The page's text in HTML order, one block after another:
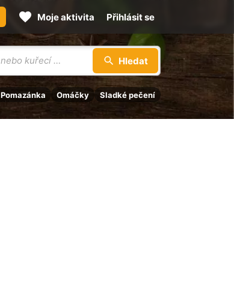
Hledat
Pomazánka Omáčky Sladké pečení
Moje aktivita Přihlásit se